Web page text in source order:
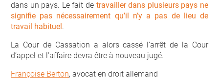
dans un pays. Le fait de travailler dans plusieurs pays ne
signifie pas nécessairement qu’il n’y a pas de lieu de
travail habituel.
La Cour de Cassation a alors cassé l’arrêt de la Cour
d’appel et l’affaire devra être à nouveau jugé.
Françoise Berton, avocat en droit allemand